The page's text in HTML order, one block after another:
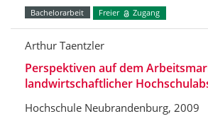
Bachelorarbeit Freier Zugang
Arthur Taentzler
Perspektiven auf dem
landwirtschaftlicher
Hochschule Neubrandenburg, 2009